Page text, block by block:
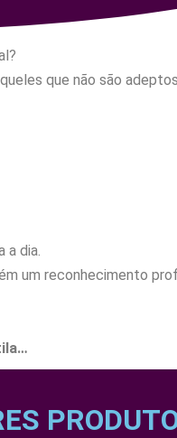
que não são
a dia.
um reconhecimento